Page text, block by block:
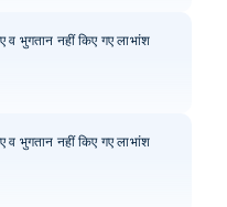
भुगतान नहीं किए गए लाभांश
भुगतान नहीं किए गए लाभांश